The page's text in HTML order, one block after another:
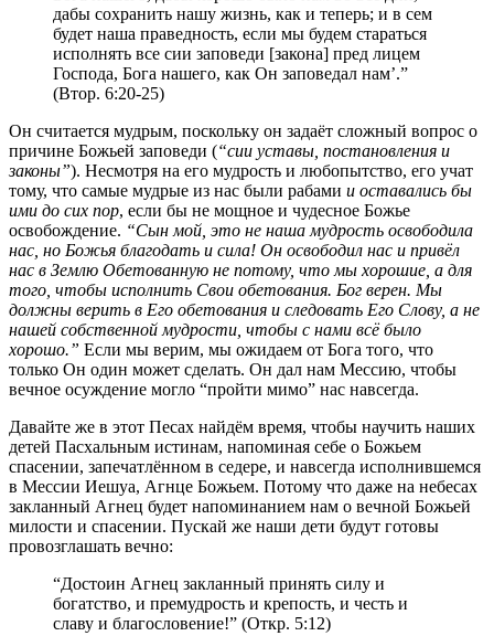
дабы сохранить нашу жизнь, как и теперь; и в сем
будет наша праведность, если мы будем стараться
исполнять все сии заповеди [закона] пред лицем
Господа, Бога нашего, как Он заповедал нам’.”
(Втор. 6:20-25)
Он считается мудрым, поскольку он задаёт сложный вопрос о
причине Божьей заповеди (“сии уставы, постановления и
законы”). Несмотря на его мудрость и любопытство, его учат
тому, что самые мудрые из нас были рабами и оставались бы
ими до сих пор, если бы не мощное и чудесное Божье
освобождение. “Сын мой, это не наша мудрость освободила
нас, но Божья благодать и сила! Он освободил нас и привёл
нас в Землю Обетованную не потому, что мы хорошие, а для
того, чтобы исполнить Свои обетования. Бог верен. Мы
должны верить в Его обетования и следовать Его Слову, а не
нашей собственной мудрости, чтобы с нами всё было
хорошо.” Если мы верим, мы ожидаем от Бога того, что
только Он один может сделать. Он дал нам Мессию, чтобы
вечное осуждение могло “пройти мимо” нас навсегда.
Давайте же в этот Песах найдём время, чтобы научить наших
детей Пасхальным истинам, напоминая себе о Божьем
спасении, запечатлённом в седере, и навсегда исполнившемся
в Мессии Иешуа, Агнце Божьем. Потому что даже на небесах
закланный Агнец будет напоминанием нам о вечной Божьей
милости и спасении. Пускай же наши дети будут готовы
провозглашать вечно:
“Достоин Агнец закланный принять силу и
богатство, и премудрость и крепость, и честь и
славу и благословение!” (Откр. 5:12)